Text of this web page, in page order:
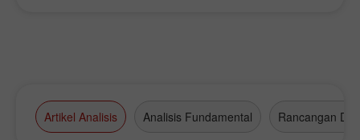
Artikel Analisis Analisis Fundamental Rancangan